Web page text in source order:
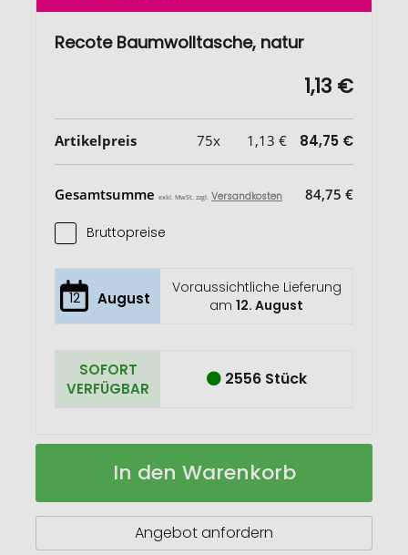
Recote Baumwolltasche, natur
1,13 €
Artikelpreis 75x 1,13 € 84,75 €
Gesamtsumme exkl. MwSt. zzgl. Versandkosten 84,75 €
Bruttopreise
12 August
Voraussichtliche Lieferung
am12. August
SOFORT
VERFÜGBAR
2556 Stück
Recote
Baumwolltasche
Auf
In den Warenkorb
Angebot anfordern